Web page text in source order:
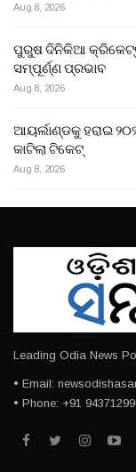
Aug 8, 2026
ପୁରୁଷ ଦିନିକିଆ କ୍ରିକେଟ୍‌ର
ସମ୍ପୂର୍ଣ୍ଣ ପ୍ରଭାବ
Aug 8, 2026
ଆୟର୍ଲାଣ୍ଡକୁ ହରାଇ
କାଟିଲା ଟିକେଟ୍
Aug 8, 2026
Leading Odia News
• Email:
• Phone: +91